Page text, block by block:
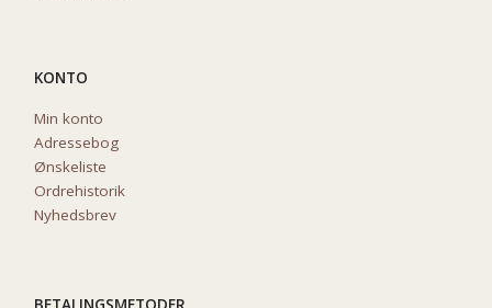
KONTO
Min konto
Adressebog
Ønskeliste
Ordrehistorik
Nyhedsbrev